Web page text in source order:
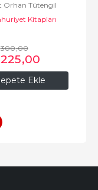
Ekle
Orhan Tütengil
Kitapları
300,00
225,00